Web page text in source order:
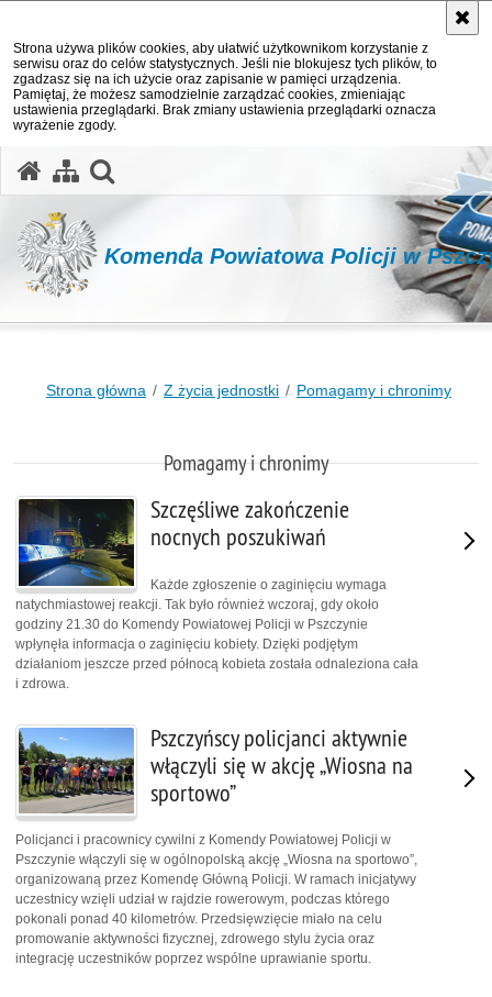
Strona używa plików cookies, aby ułatwić użytkownikom korzystanie z
serwisu oraz do celów statystycznych. Jeśli nie blokujesz tych plików, to
zgadzasz się na ich użycie oraz zapisanie w pamięci urządzenia.
Pamiętaj, że możesz samodzielnie zarządzać cookies, zmieniając
ustawienia przeglądarki. Brak zmiany ustawienia przeglądarki oznacza
wyrażenie zgody.
Komenda Powiatowa Policji w
Strona główna Z życia jednostki Pomagamy i chronimy
Pomagamy i chronimy
Szczęśliwe zakończenie
nocnych poszukiwań
Każde zgłoszenie o zaginięciu wymaga
natychmiastowej reakcji. Tak było również wczoraj, gdy około
godziny 21.30 do Komendy Powiatowej Policji w Pszczynie
wpłynęła informacja o zaginięciu kobiety. Dzięki podjętym
działaniom jeszcze przed północą kobieta została odnaleziona cała
i zdrowa.
Pszczyńscy policjanci aktywnie
włączyli się w akcję „Wiosna na
sportowo”
Policjanci i pracownicy cywilni z Komendy Powiatowej Policji w
Pszczynie włączyli się w ogólnopolską akcję „Wiosna na sportowo”,
organizowaną przez Komendę Główną Policji. W ramach inicjatywy
uczestnicy wzięli udział w rajdzie rowerowym, podczas którego
pokonali ponad 40 kilometrów. Przedsięwzięcie miało na celu
promowanie aktywności fizycznej, zdrowego stylu życia oraz
integrację uczestników poprzez wspólne uprawianie sportu.